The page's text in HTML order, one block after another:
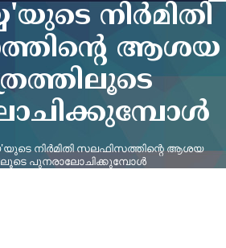
നിര്‍മിതി
ആശയ
നിര്‍മിതി സലഫിസത്തിന്റെ ആശയ
പുനരാലോചിക്കുമ്പോള്‍